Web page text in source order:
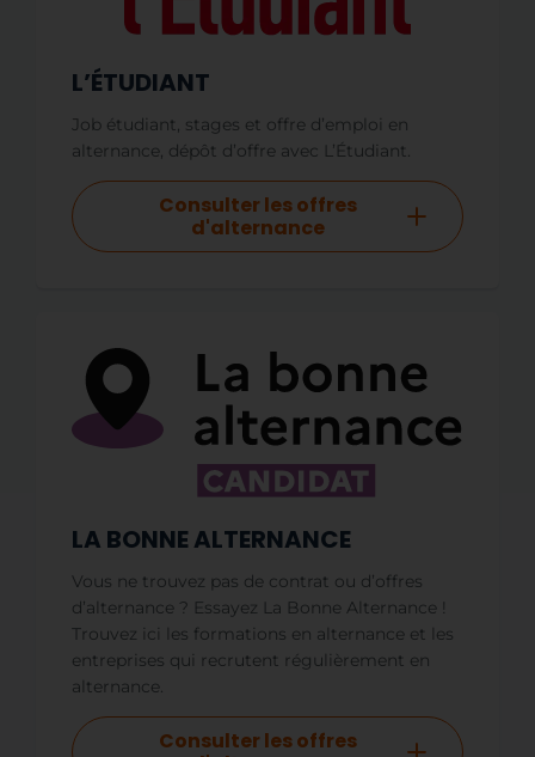
L’ÉTUDIANT
Job étudiant, stages et offre d’emploi en
alternance, dépôt d’offre avec L’Étudiant.
Consulter les offres
d'alternance
LA BONNE ALTERNANCE
Vous ne trouvez pas de contrat ou d’offres
d’alternance ? Essayez La Bonne Alternance !
Trouvez ici les formations en alternance et les
entreprises qui recrutent régulièrement en
alternance.
Consulter les offres